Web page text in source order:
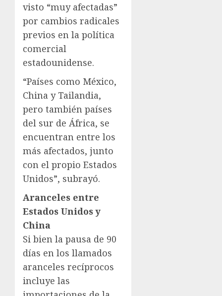
visto “muy afectadas”
por cambios radicales
previos en la política
comercial
estadounidense.
“Países como México,
China y Tailandia,
pero también países
del sur de África, se
encuentran entre los
más afectados, junto
con el propio Estados
Unidos”, subrayó.
Aranceles entre
Estados Unidos y
China
Si bien la pausa de 90
días en los llamados
aranceles recíprocos
incluye las